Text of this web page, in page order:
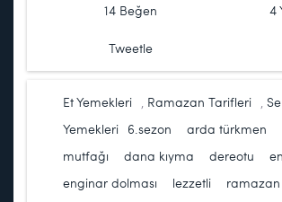
14 Beğen 4
Tweetle
Et Yemekleri Ramazan Tarifleri
Yemekleri 6.sezon arda türkmen
mutfağı
dana kıyma dereotu
enginar dolması
lezzetli ramazan